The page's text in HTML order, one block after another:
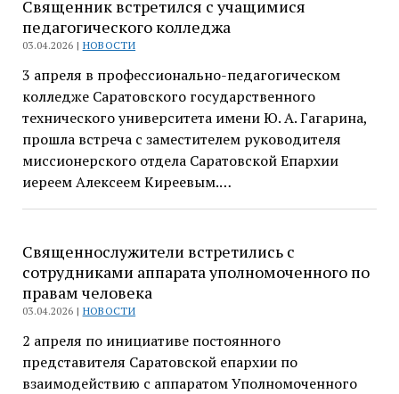
Священник встретился с учащимися
педагогического колледжа
03.04.2026 | НОВОСТИ
3 апреля в профессионально-педагогическом
колледже Саратовского государственного
технического университета имени Ю. А. Гагарина,
прошла встреча с заместителем руководителя
миссионерского отдела Саратовской Епархии
иереем Алексеем Киреевым.…
Священнослужители встретились с
сотрудниками аппарата уполномоченного по
правам человека
03.04.2026 | НОВОСТИ
2 апреля по инициативе постоянного
представителя Саратовской епархии по
взаимодействию с аппаратом Уполномоченного